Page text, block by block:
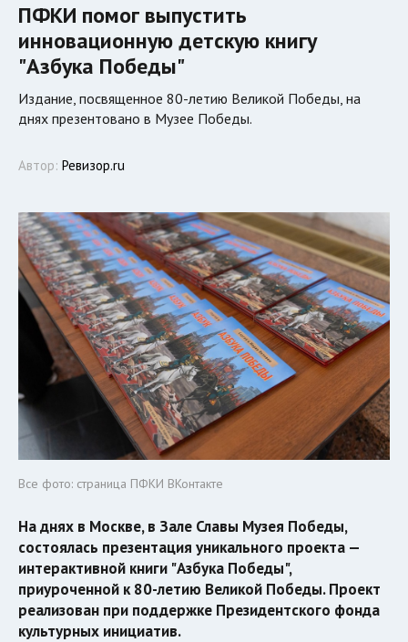
ПФКИ помог выпустить
инновационную детскую книгу
"Азбука Победы"
Издание, посвященное 80-летию Великой Победы, на
днях презентовано в Музее Победы.
Автор: Ревизор.ru
Все фото: страница ПФКИ ВКонтакте
На днях в Москве, в Зале Славы Музея Победы,
состоялась презентация уникального проекта —
интерактивной книги "Азбука Победы",
приуроченной к 80-летию Великой Победы. Проект
реализован при поддержке Президентского фонда
культурных инициатив.